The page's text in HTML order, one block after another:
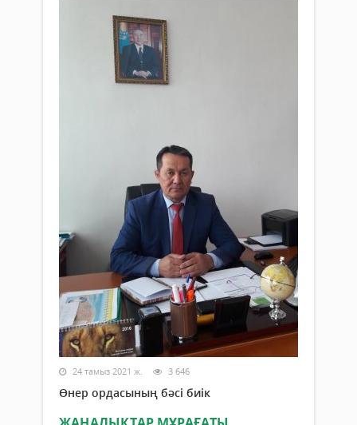
24 тамыз 2021 ж. 3 646
Өнер ордасының бәсі биік